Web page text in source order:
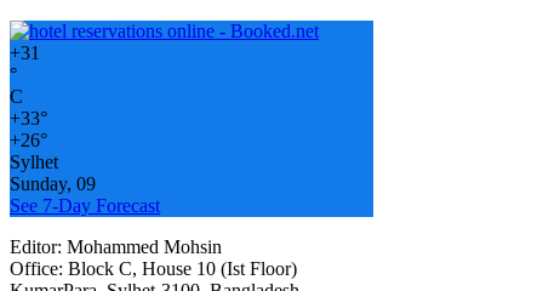
+31
°
C
+33°
+26°
Sylhet
Sunday, 09
See 7-Day Forecast
Editor: Mohammed Mohsin
Office: Block C, House 10 (Ist Floor)